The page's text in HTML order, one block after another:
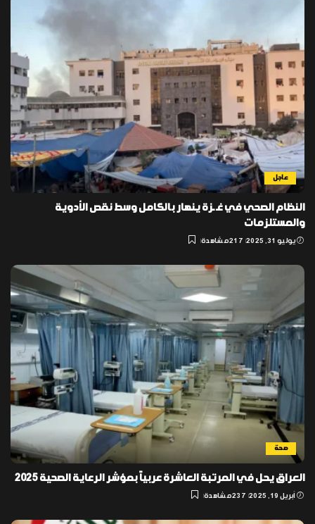
عاجل
النظام الصحي في غـ ـزة ينهار بالكامل وسط نقص الأدوية
والمستلزمات
يوليو 31, 2025 217 مشاهدة
صحة
العراق يحل في المرتبة العاشرة عربياً بمؤشر الرعاية الصحية 2025
أبريل 19, 2025 237 مشاهدة